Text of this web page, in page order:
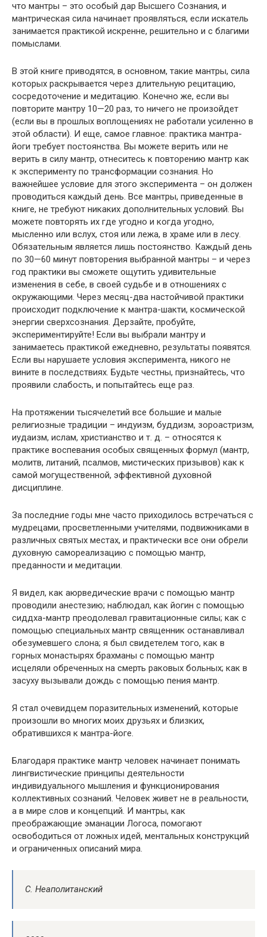
что мантры – это особый дар Высшего Сознания, и
мантрическая сила начинает проявляться, если искатель
занимается практикой искренне, решительно и с благими
помыслами.
В этой книге приводятся, в основном, такие мантры, сила
которых раскрывается через длительную рецитацию,
сосредоточение и медитацию. Конечно же, если вы
повторите мантру 10—20 раз, то ничего не произойдет
(если вы в прошлых воплощениях не работали усиленно в
этой области). И еще, самое главное: практика мантра-
йоги требует постоянства. Вы можете верить или не
верить в силу мантр, отнеситесь к повторению мантр как
к эксперименту по трансформации сознания. Но
важнейшее условие для этого эксперимента – он должен
проводиться каждый день. Все мантры, приведенные в
книге, не требуют никаких дополнительных условий. Вы
можете повторять их где угодно и когда угодно,
мысленно или вслух, стоя или лежа, в храме или в лесу.
Обязательным является лишь постоянство. Каждый день
по 30—60 минут повторения выбранной мантры – и через
год практики вы сможете ощутить удивительные
изменения в себе, в своей судьбе и в отношениях с
окружающими. Через месяц-два настойчивой практики
происходит подключение к мантра-шакти, космической
энергии сверхсознания. Дерзайте, пробуйте,
экспериментируйте! Если вы выбрали мантру и
занимаетесь практикой ежедневно, результаты появятся.
Если вы нарушаете условия эксперимента, никого не
вините в последствиях. Будьте честны, признайтесь, что
проявили слабость, и попытайтесь еще раз.
На протяжении тысячелетий все большие и малые
религиозные традиции – индуизм, буддизм, зороастризм,
иудаизм, ислам, христианство и т. д. – относятся к
практике воспевания особых священных формул (мантр,
молитв, литаний, псалмов, мистических призывов) как к
самой могущественной, эффективной духовной
дисциплине.
За последние годы мне часто приходилось встречаться с
мудрецами, просветленными учителями, подвижниками в
различных святых местах, и практически все они обрели
духовную самореализацию с помощью мантр,
преданности и медитации.
Я видел, как аюрведические врачи с помощью мантр
проводили анестезию; наблюдал, как йогин с помощью
сиддха-мантр преодолевал гравитационные силы; как с
помощью специальных мантр священник останавливал
обезумевшего слона; я был свидетелем того, как в
горных монастырях брахманы с помощью мантр
исцеляли обреченных на смерть раковых больных; как в
засуху вызывали дождь с помощью пения мантр.
Я стал очевидцем поразительных изменений, которые
произошли во многих моих друзьях и близких,
обратившихся к мантра-йоге.
Благодаря практике мантр человек начинает понимать
лингвистические принципы деятельности
индивидуального мышления и функционирования
коллективных сознаний. Человек живет не в реальности,
а в мире слов и концепций. И мантры, как
преображающие эманации Логоса, помогают
освободиться от ложных идей, ментальных конструкций
и ограниченных описаний мира.
С. Неаполитанский